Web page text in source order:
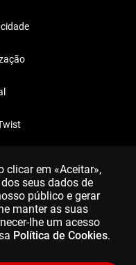
clicar em «Aceitar»,
seus dados de
público e gerar
manter as suas
lhe um acesso
Política de Cookies.